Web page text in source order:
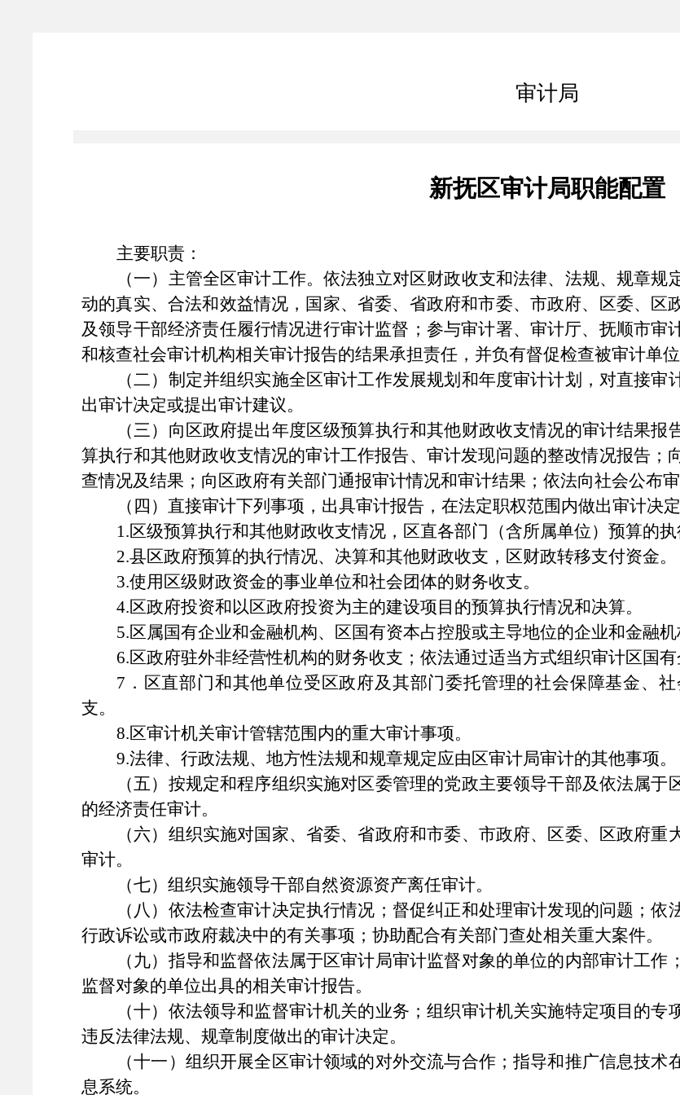
审计局
新抚区审计局职能配置
主要职责 ：
（一）主管全区审计工作。依法独立对区财政收支和法律、法规、规章
动的真实、合法和效益情况，国家、省委、省政府和市委、市政府、区委、区
及领导干部经济责任履行情况进行审计监督；参与审计署、审计厅、抚顺市审
和核查社会审计机构相关审计报告的结果承担责任，并负有督促检查被审计单位
（二）制定并组织实施全区审计工作发展规划和年度审计计划，对直接
出审计决定或提出审计建议。
（三）向区政府提出年度区级预算执行和其他财政收支情况的审计结果
算执行和其他财政收支情况的审计工作报告、审计发现问题的整改情况报告；
查情况及结果；向区政府有关部门通报审计情况和审计结果；依法向社会公布审
（四）直接审计下列事项，出具审计报告，在法定职权范围内做出审计决
1.区级预算执行和其他财政收支情况，区直各部门（含所属单位）预算的
2.县区政府预算的执行情况、决算和其他财政收支，区财政转移支付资金。
3.使用区级财政资金的事业单位和社会团体的财务收支。
4.区政府投资和以区政府投资为主的建设项目的预算执行情况和决算。
5.区属国有企业和金融机构、区国有资本占控股或主导地位的企业和金融机
6.区政府驻外非经营性机构的财务收支；依法通过适当方式组织审计区国
7．区直部门和其他单位受区政府及其部门委托管理的社会保障基金、
支。
8.区审计机关审计管辖范围内的重大审计事项。
9.法律、行政法规、地方性法规和规章规定应由区审计局审计的其他事项。
（五）按规定和程序组织实施对区委管理的党政主要领导干部及依法属
的经济责任审计。
（六）组织实施对国家、省委、省政府和市委、市政府、区委、区政府
审计。
（七）组织实施领导干部自然资源资产离任审计。
（八）依法检查审计决定执行情况；督促纠正和处理审计发现的问题；依
行政诉讼或市政府裁决中的有关事项；协助配合有关部门查处相关重大案件。
（九）指导和监督依法属于区审计局审计监督对象的单位的内部审计工
监督对象的单位出具的相关审计报告。
（十）依法领导和监督审计机关的业务；组织审计机关实施特定项目的
违反法律法规、规章制度做出的审计决定。
（十一）组织开展全区审计领域的对外交流与合作；指导和推广信息技
息系统。